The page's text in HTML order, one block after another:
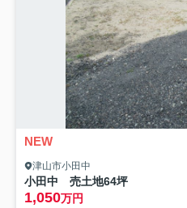
NEW
津山市小田中
小田中 売土地64坪
1,050万円